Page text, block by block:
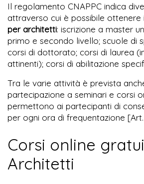
Il regolamento CNAPPC indica
attraverso cui è possibile ottenere i
per architetti: iscrizione a master
primo e secondo livello; scuole di
corsi di dottorato; corsi di laurea
attinenti); corsi di abilitazione
Tra le varie attività è prevista
partecipazione a seminari e corsi
permettono ai partecipanti di
per ogni ora di frequentazione
Corsi online
Architetti